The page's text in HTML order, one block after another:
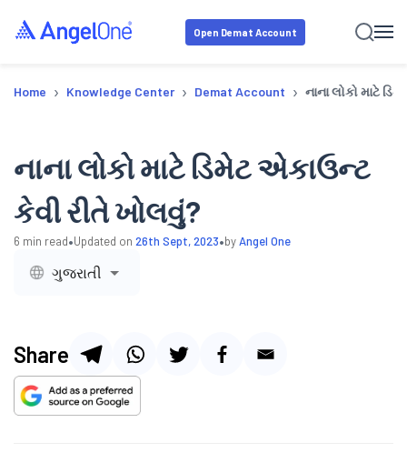
Open Demat Account
Home › Knowledge Center › Demat Account › નાના લોકો માટે
નાના લોકો માટે ડિમેટ એકાઉન્ટ
કેવી રીતે ખોલવું?
6 min read•Updated on 26th Sept, 2023•byAngel One
ગુજરાતી
Share